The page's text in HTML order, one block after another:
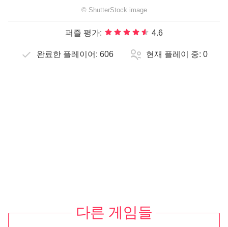
© ShutterStock image
퍼즐 평가: 4.6
완료한 플레이어: 606 현재 플레이 중: 0
다른 게임들